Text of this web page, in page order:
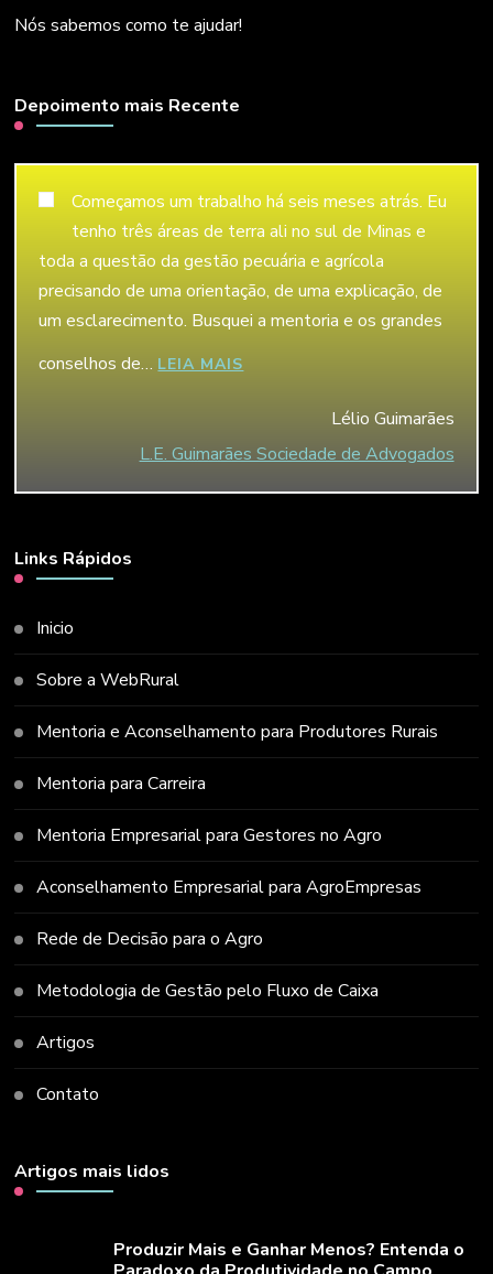
Nós sabemos como te ajudar!
Depoimento mais Recente
Começamos um trabalho há seis meses atrás. Eu
tenho três áreas de terra ali no sul de Minas e
toda a questão da gestão pecuária e agrícola
precisando de uma orientação, de uma explicação, de
um esclarecimento. Busquei a mentoria e os grandes
conselhos de… LEIA MAIS
Lélio Guimarães
L.E. Guimarães Sociedade de Advogados
Links Rápidos
Inicio
Sobre a WebRural
Mentoria e Aconselhamento para Produtores Rurais
Mentoria para Carreira
Mentoria Empresarial para Gestores no Agro
Aconselhamento Empresarial para AgroEmpresas
Rede de Decisão para o Agro
Metodologia de Gestão pelo Fluxo de Caixa
Artigos
Contato
Artigos mais lidos
Produzir Mais e Ganhar Menos? Entenda o